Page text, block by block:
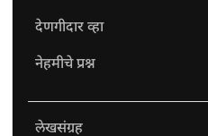
देणगीदार व्हा
नेहमीचे प्रश्न
लेखसंग्रह